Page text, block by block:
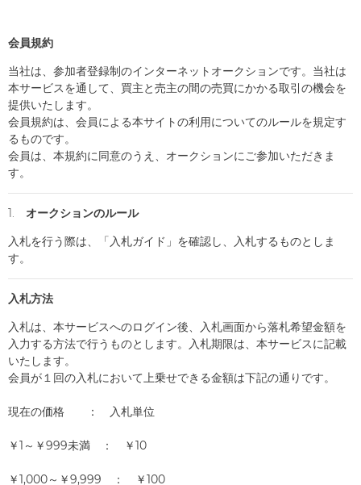
会員規約
当社は、参加者登録制のインターネットオークションです。当社は
本サービスを通して、買主と売主の間の売買にかかる取引の機会を
提供いたします。
会員規約は、会員による本サイトの利用についてのルールを規定す
るものです。
会員は、本規約に同意のうえ、オークションにご参加いただきま
す。
1. オークションのルール
入札を行う際は、「入札ガイド」を確認し、入札するものとしま
す。
入札方法
入札は、本サービスへのログイン後、入札画面から落札希望金額を
入力する方法で行うものとします。入札期限は、本サービスに記載
いたします。
会員が１回の入札において上乗せできる金額は下記の通りです。
現在の価格 ： 入札単位
￥1～￥999未満 ： ￥10
￥1,000～￥9,999 ： ￥100